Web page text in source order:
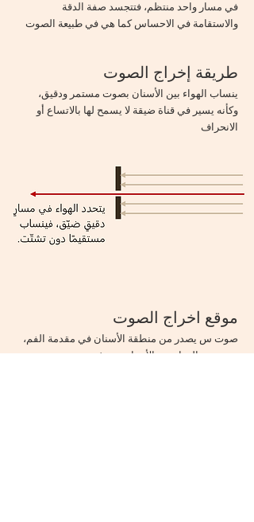
في مسار واحد منتظم، فتتجسد صفة الدقة
والاستقامة في الاحساس كما هي في طبيعة الصوت
طريقة إخراج الصوت
ينساب الهواء بين الأسنان بصوت مستمر ودقيق،
وكأنه يسير في قناة ضيقة لا يسمح لها بالاتساع أو
الانحراف
موقع اخراج الصوت
صوت س يصدر من منطقة الأسنان في مقدمة الفم،
حيث يمر الهواء بين الأسنان عبر فتحة ضيقة محددة،